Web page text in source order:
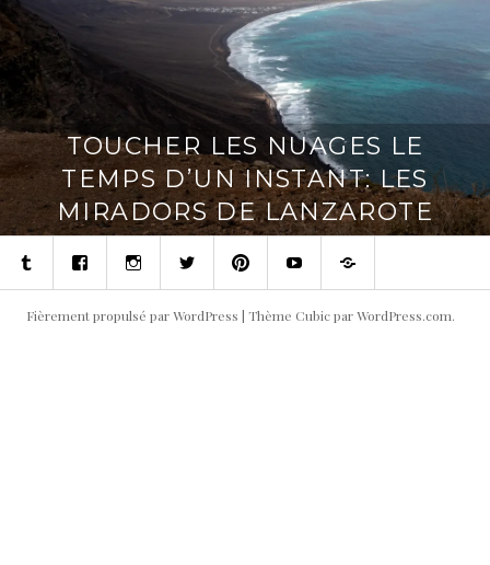
TOUCHER LES NUAGES LE
TEMPS D’UN INSTANT: LES
MIRADORS DE LANZAROTE
TumblrFacebookInstagramTwitterPinterestYoutubeContact
Fièrement propulsé par WordPress | Thème Cubic parWordPress.com.